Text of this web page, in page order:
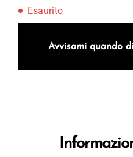
Esaurito
Avvisami quando